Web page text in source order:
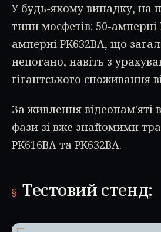
У будь-якому випадку, на
типи мосфетів: 50-амперні
амперні PK632BA, що
непогано, навіть з
гігантського споживання
За живлення відеопам'яті
фази зі вже знайомими
PK616BA та PK632BA.
Тестовий стенд: